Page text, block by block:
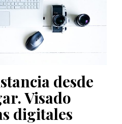
desde
Visado
digitales